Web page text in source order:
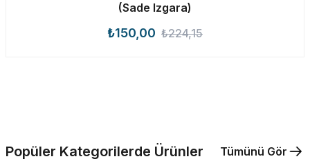
(Sade Izgara)
₺150,00 ₺224,15
Popüler Kategorilerde Ürünler Tümünü Gör